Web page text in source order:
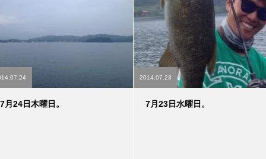
7月24日木曜日。
2014.07.23
7月23日水曜日。